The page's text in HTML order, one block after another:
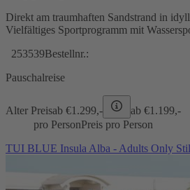
Direkt am traumhaften Sandstrand in
Vielfältiges Sportprogramm mit
253539Bestellnr.:
Pauschalreise
Alter Preisab €1.299,- ab €1.199,-
pro PersonPreis pro Person
TUI BLUE Insula Alba - Adults Only